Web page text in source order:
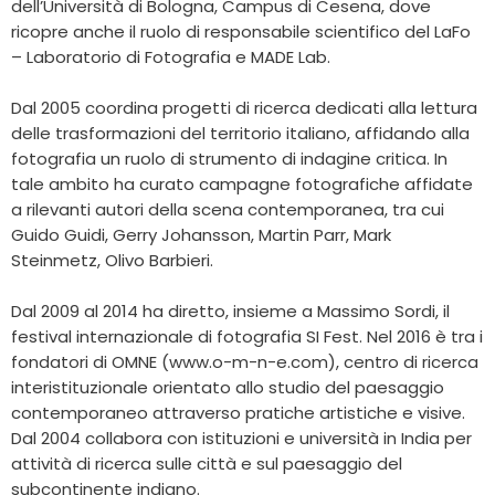
dell’Università di Bologna, Campus di Cesena, dove
ricopre anche il ruolo di responsabile scientifico del LaFo
– Laboratorio di Fotografia e MADE Lab.
Dal 2005 coordina progetti di ricerca dedicati alla lettura
delle trasformazioni del territorio italiano, affidando alla
fotografia un ruolo di strumento di indagine critica. In
tale ambito ha curato campagne fotografiche affidate
a rilevanti autori della scena contemporanea, tra cui
Guido Guidi, Gerry Johansson, Martin Parr, Mark
Steinmetz, Olivo Barbieri.
Dal 2009 al 2014 ha diretto, insieme a Massimo Sordi, il
festival internazionale di fotografia SI Fest. Nel 2016 è tra i
fondatori di OMNE (www.o-m-n-e.com), centro di ricerca
interistituzionale orientato allo studio del paesaggio
contemporaneo attraverso pratiche artistiche e visive.
Dal 2004 collabora con istituzioni e università in India per
attività di ricerca sulle città e sul paesaggio del
subcontinente indiano.